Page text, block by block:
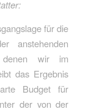
für die
anstehenden
denen wir im
das Ergebnis
Budget für
der von der